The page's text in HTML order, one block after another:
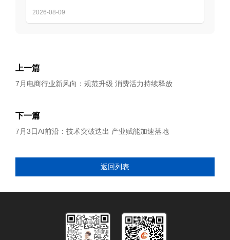
2026-08-09
上一篇
7月电商行业新风向：规范升级 消费活力持续释放
下一篇
7月3日AI前沿：技术突破迭出 产业赋能加速落地
返回列表